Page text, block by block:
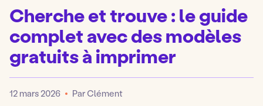
Cherche et trouve : le guide
complet avec des modèles
gratuits à imprimer
Publié
12 mars 2026 Par Clément